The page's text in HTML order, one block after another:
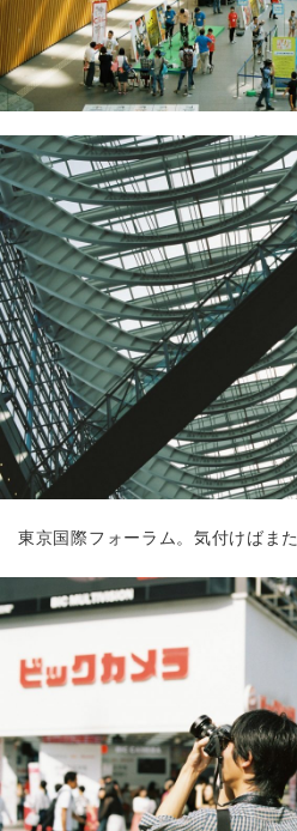
東京国際フォーラム。気付けばま